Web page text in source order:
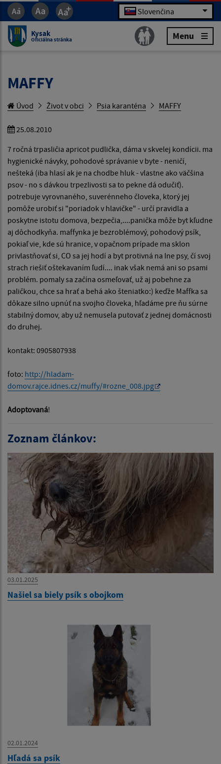
Slovenčina
Kysak
Oficiálna stránka Menu
MAFFY
Úvod Život v obci Psia karanténa MAFFY
25.08.2010
7 ročná trpasličia apricot pudlička, dáma v skvelej kondícii. ma
hygienické návyky, pohodové správanie v byte - neničí,
nešteká (iba hlasí ak je na chodbe hluk - vlastne ako väčšina
psov - no s dávkou trpezlivosti sa to pekne dá odučiť).
potrebuje vyrovnaného, suverénneho človeka, ktorý jej
pomôže urobiť si "poriadok v hlavičke" - určí pravidla a
poskytne istotu domova, bezpečia,....panička môže byt kľudne
aj dôchodkyňa. maffynka je bezroblémový, pohodový psík,
pokiaľ vie, kde sú hranice, v opačnom prípade ma sklon
privlastňovať si, CO sa jej hodí a byt protivná na Ine psy, čí svoj
strach riešiť oštekavaním ľudí.... inak však nemá ani so psami
problém. pomaly sa začína osmeľovať, už aj pobehne za
paličkou, chce sa hrať a behá ako šteniatko:) keďže Maffka sa
dôkaze silno upnúť na svojho človeka, hľadáme pre ňu súrne
stabilný domov, aby už nemusela putovať z jednej domácnosti
do druhej.
kontakt: 0905807938
foto: http://hladam-
domov.rajce.idnes.cz/muffy/#rozne_008.jpg
Adoptovaná!
Zoznam článkov:
03.01.2025
Našiel sa biely psík s obojkom
02.01.2024
Hľadá sa psík